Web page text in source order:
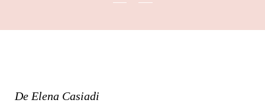
De Elena Casiadi